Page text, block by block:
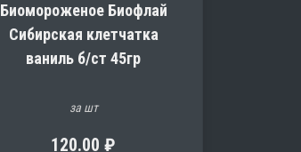
Биомороженое Биофлай
Сибирская клетчатка
ваниль б/ст 45гр
за шт
120.00 ₽